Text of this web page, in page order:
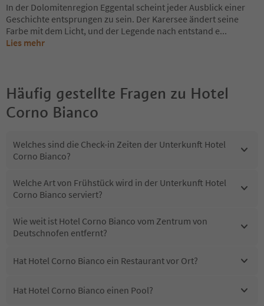
In der Dolomitenregion Eggental scheint jeder Ausblick einer
Geschichte entsprungen zu sein. Der Karersee ändert seine
Farbe mit dem Licht, und der Legende nach entstand e...
Lies mehr
Häufig gestellte Fragen zu Hotel
Corno Bianco
Welches sind die Check-in Zeiten der Unterkunft Hotel
Corno Bianco?
Welche Art von Frühstück wird in der Unterkunft Hotel
Corno Bianco serviert?
Wie weit ist Hotel Corno Bianco vom Zentrum von
Deutschnofen entfernt?
Hat Hotel Corno Bianco ein Restaurant vor Ort?
Hat Hotel Corno Bianco einen Pool?